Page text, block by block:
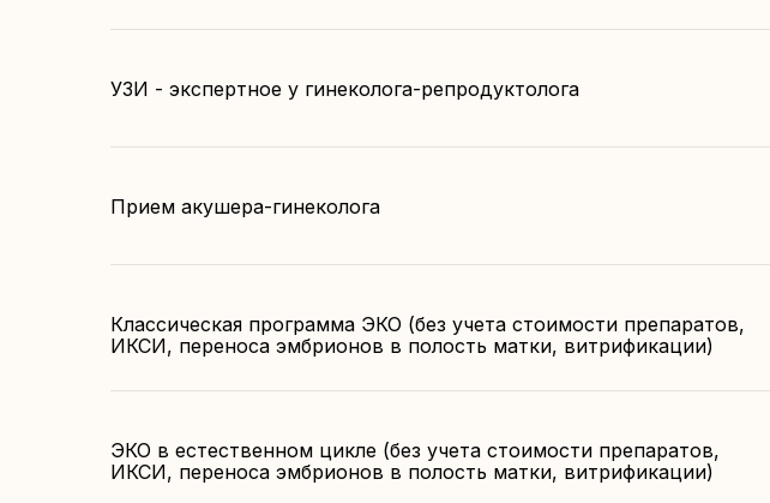
УЗИ - экспертное у гинеколога-репродуктолога
Прием акушера-гинеколога
Классическая программа ЭКО (без учета стоимости препаратов,
ИКСИ, переноса эмбрионов в полость матки, витрификации)
ЭКО в естественном цикле (без учета стоимости препаратов,
ИКСИ, переноса эмбрионов в полость матки, витрификации)